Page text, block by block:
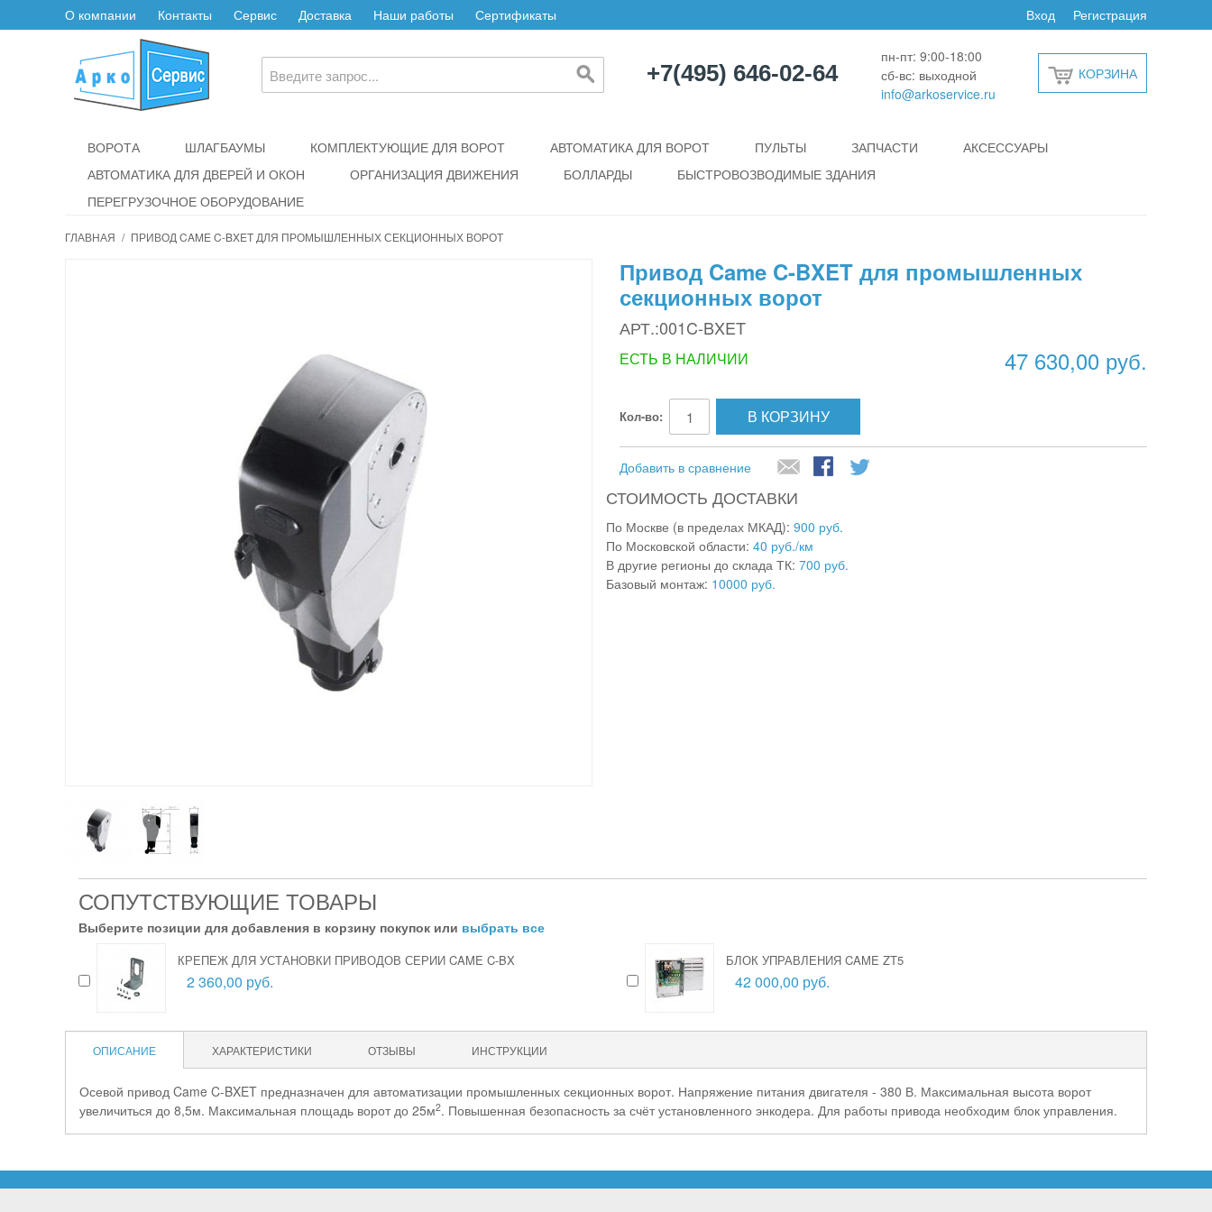
О компании Контакты Сервис Доставка Наши работы Сертификаты Регистрация
Вход
+7(495) 646-02-64
пн-пт: 9:00-18:00
сб-вс: выходной
info@arkoservice.ru
КОРЗИНА
ВОРОТА ШЛАГБАУМЫ КОМПЛЕКТУЮЩИЕ ДЛЯ ВОРОТ АВТОМАТИКА ДЛЯ ВОРОТ ПУЛЬТЫ ЗАПЧАСТИ
АКСЕССУАРЫ
АВТОМАТИКА ДЛЯ ДВЕРЕЙ И ОКОН
ОРГАНИЗАЦИЯ ДВИЖЕНИЯ БОЛЛАРДЫ
БЫСТРОВОЗВОДИМЫЕ ЗДАНИЯ
ПЕРЕГРУЗОЧНОЕ ОБОРУДОВАНИЕ
ГЛАВНАЯ / ПРИВОД CAME C-BXET ДЛЯ ПРОМЫШЛЕННЫХ СЕКЦИОННЫХ ВОРОТ
Привод Came C-BXET для промышленных
секционных ворот
АРТ.:001C-BXET
47 630,00 руб.
ЕСТЬ В НАЛИЧИИ
Кол-во: В КОРЗИНУ
Добавить в сравнение
СТОИМОСТЬ ДОСТАВКИ
По Москве (в пределах МКАД): 900 руб.
По Московской области: 40 руб./км
В другие регионы до склада ТК: 700 руб.
Базовый монтаж: 10000 руб.
СОПУТСТВУЮЩИЕ ТОВАРЫ
Выберите позиции для добавления в корзину покупок или выбрать все
КРЕПЕЖ ДЛЯ УСТАНОВКИ ПРИВОДОВ СЕРИИ CAME C-BX
2 360,00 руб.
БЛОК УПРАВЛЕНИЯ CAME ZT5
42 000,00 руб.
ОПИСАНИЕ ХАРАКТЕРИСТИКИ ОТЗЫВЫ ИНСТРУКЦИИ
Осевой привод Came C-BXET предназначен для автоматизации промышленных секционных ворот. Напряжение питания двигателя - 380 В. Максимальная высота ворот
увеличиться до 8,5м. Максимальная площадь ворот до 25м2. Повышенная безопасность за счёт установленного энкодера. Для работы привода необходим блок управления.